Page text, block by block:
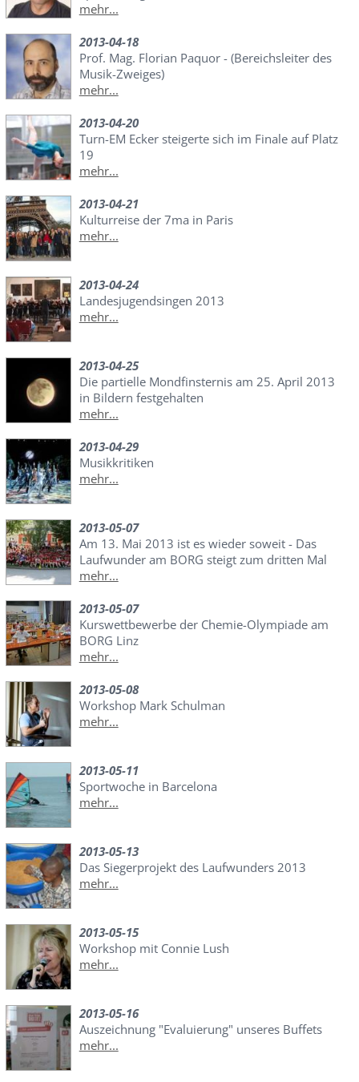
mehr...
2013-04-18
Prof. Mag. Florian Paquor - (Bereichsleiter des
Musik-Zweiges)
mehr...
2013-04-20
Turn-EM Ecker steigerte sich im Finale auf Platz
19
mehr...
2013-04-21
Kulturreise der 7ma in Paris
mehr...
2013-04-24
Landesjugendsingen 2013
mehr...
2013-04-25
Die partielle Mondfinsternis am 25. April 2013
in Bildern festgehalten
mehr...
2013-04-29
Musikkritiken
mehr...
2013-05-07
Am 13. Mai 2013 ist es wieder soweit - Das
Laufwunder am BORG steigt zum dritten Mal
mehr...
2013-05-07
Kurswettbewerbe der Chemie-Olympiade am
BORG Linz
mehr...
2013-05-08
Workshop Mark Schulman
mehr...
2013-05-11
Sportwoche in Barcelona
mehr...
2013-05-13
Das Siegerprojekt des Laufwunders 2013
mehr...
2013-05-15
Workshop mit Connie Lush
mehr...
2013-05-16
Auszeichnung "Evaluierung" unseres Buffets
mehr...